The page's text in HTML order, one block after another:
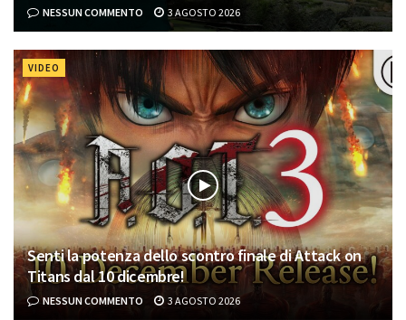
NESSUN COMMENTO 3 AGOSTO 2026
VIDEO
Senti la potenza dello scontro finale di Attack on
Titans dal 10 dicembre!
NESSUN COMMENTO 3 AGOSTO 2026